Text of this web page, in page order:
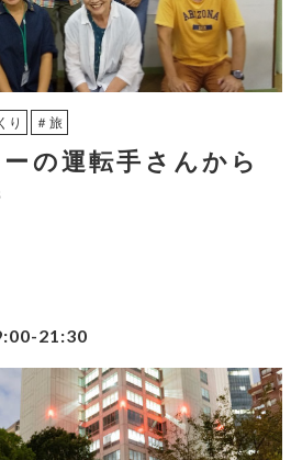
り ＃旅
の運転手さんから
21:30